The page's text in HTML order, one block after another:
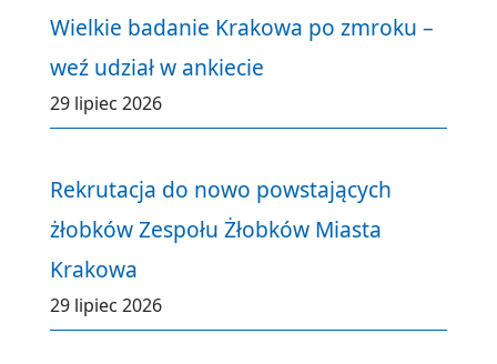
Wielkie badanie Krakowa po zmroku –
weź udział w ankiecie
29 lipiec 2026
Rekrutacja do nowo powstających
żłobków Zespołu Żłobków Miasta
Krakowa
29 lipiec 2026